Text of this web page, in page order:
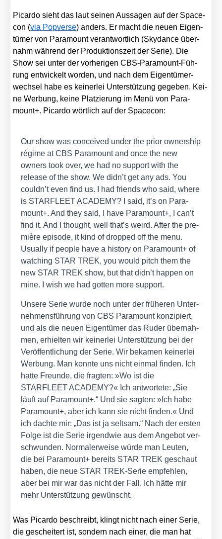
Picar­do sieht das laut sei­nen Aus­sa­gen auf der Space­
con (via Pop­ver­se) anders. Er macht die neu­en Eigen­
tü­mer von Para­mount ver­ant­wort­lich (Sky­dance über­
nahm wäh­rend der Pro­duk­ti­ons­zeit der Serie). Die
Show sei unter der vor­he­ri­gen CBS-Para­mount-Füh­
rung ent­wi­ckelt wor­den, und nach dem Eigen­tü­mer­
wech­sel habe es kei­ner­lei Unter­stüt­zung gege­ben. Kei­
ne Wer­bung, kei­ne Plat­zie­rung im Menü von Para­
mount+. Picar­do wört­lich auf der Space­con:
Our show was con­cei­ved under the pri­or owner­ship
régime at CBS Para­mount and once the new
owners took over, we had no sup­port with the
release of the show. We did­n’t get any ads. You
could­n’t even find us. I had fri­ends who said, whe­re
is STARFLEET ACADEMY? I said, it’s on Para­
mount+. And they said, I have Para­mount+, I can’t
find it. And I thought, well that’s weird. After the pre­
miè­re epi­so­de, it kind of drop­ped off the menu.
Usual­ly if peo­p­le have a histo­ry on Para­mount+ of
wat­ching STAR TREK, you would pitch them the
new STAR TREK show, but that didn’t hap­pen on
mine. I wish we had got­ten more sup­port.
Unse­re Serie wur­de noch unter der frü­he­ren Unter­
neh­mens­füh­rung von CBS Para­mount kon­zi­piert,
und als die neu­en Eigen­tü­mer das Ruder über­nah­
men, erhiel­ten wir kei­ner­lei Unter­stüt­zung bei der
Ver­öf­fent­li­chung der Serie. Wir beka­men kei­ner­lei
Wer­bung. Man konn­te uns nicht ein­mal fin­den. Ich
hat­te Freun­de, die frag­ten: »Wo ist die
STARFLEET ACADEMY?« Ich ant­wor­te­te: „Sie
läuft auf Para­mount+.“ Und sie sag­ten: »Ich habe
Para­mount+, aber ich kann sie nicht fin­den.« Und
ich dach­te mir: „Das ist ja selt­sam.“ Nach der ers­ten
Fol­ge ist die Serie irgend­wie aus dem Ange­bot ver­
schwun­den. Nor­ma­ler­wei­se wür­de man Leu­ten,
die bei Para­mount+ bereits STAR TREK geschaut
haben, die neue STAR TREK-Serie emp­feh­len,
aber bei mir war das nicht der Fall. Ich hät­te mir
mehr Unter­stüt­zung gewünscht.
Was Picar­do beschreibt, klingt nicht nach einer Serie,
die geschei­tert ist, son­dern nach einer, die man hat